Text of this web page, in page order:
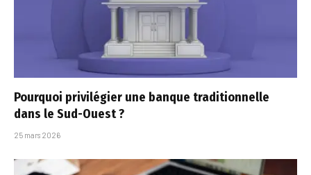
Pourquoi privilégier une banque traditionnelle
dans le Sud-Ouest ?
25 mars 2026